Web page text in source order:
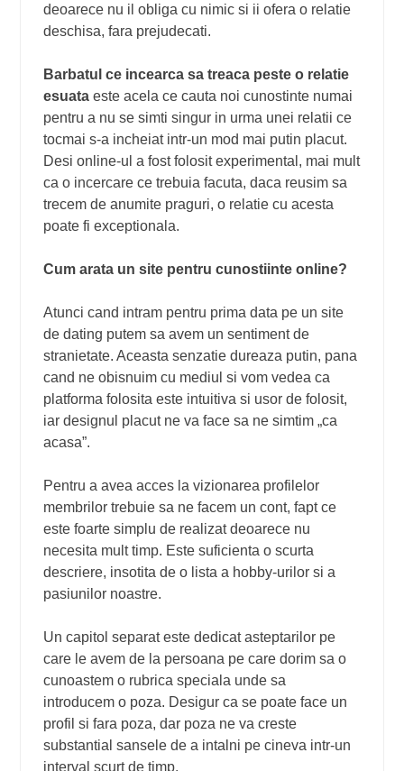
deoarece nu il obliga cu nimic si ii ofera o relatie
deschisa, fara prejudecati.
Barbatul ce incearca sa treaca peste o relatie
esuata este acela ce cauta noi cunostinte numai
pentru a nu se simti singur in urma unei relatii ce
tocmai s-a incheiat intr-un mod mai putin placut.
Desi online-ul a fost folosit experimental, mai mult
ca o incercare ce trebuia facuta, daca reusim sa
trecem de anumite praguri, o relatie cu acesta
poate fi exceptionala.
Cum arata un site pentru cunostiinte online?
Atunci cand intram pentru prima data pe un site
de dating putem sa avem un sentiment de
stranietate. Aceasta senzatie dureaza putin, pana
cand ne obisnuim cu mediul si vom vedea ca
platforma folosita este intuitiva si usor de folosit,
iar designul placut ne va face sa ne simtim „ca
acasa”.
Pentru a avea acces la vizionarea profilelor
membrilor trebuie sa ne facem un cont, fapt ce
este foarte simplu de realizat deoarece nu
necesita mult timp. Este suficienta o scurta
descriere, insotita de o lista a hobby-urilor si a
pasiunilor noastre.
Un capitol separat este dedicat asteptarilor pe
care le avem de la persoana pe care dorim sa o
cunoastem o rubrica speciala unde sa
introducem o poza. Desigur ca se poate face un
profil si fara poza, dar poza ne va creste
substantial sansele de a intalni pe cineva intr-un
interval scurt de timp.